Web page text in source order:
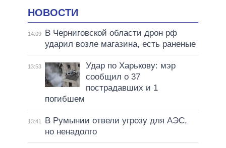
НОВОСТИ
14:09
В Черниговской области дрон рф
ударил возле магазина, есть раненые
13:53
Удар по Харькову: мэр
сообщил о 37
пострадавших и 1
погибшем
13:41
В Румынии отвели угрозу для АЭС,
но ненадолго